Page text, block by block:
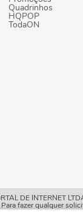
Quadrinhos
HQPOP
TodaON
DE INTERNET
fazer qualquer